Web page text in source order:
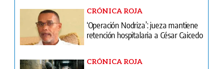
CRÓNICA ROJA
‘Operación Nodriza’: jueza mantiene
retención hospitalaria a César Caicedo
CRÓNICA ROJA